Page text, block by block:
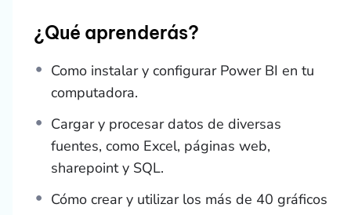
¿Qué aprenderás?
Como instalar y configurar Power BI en tu
computadora.
Cargar y procesar datos de diversas
fuentes, como Excel, páginas web,
sharepoint y SQL.
Cómo crear y utilizar los más de 40 gráficos